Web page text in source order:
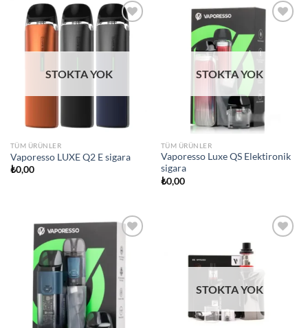
Add to
wishlist
STOKTA YOK
TÜM ÜRÜNLER
Vaporesso LUXE Q2 E sigara
₺0,00
STOKTA YOK
TÜM ÜRÜNLER
Vaporesso Luxe QS Elektironik
sigara
₺0,00
Add to
wishlist
STOKTA YOK